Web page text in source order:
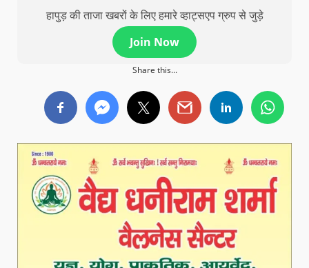
हापुड़ की ताजा खबरों के लिए हमारे व्हाट्सएप ग्रुप से जुड़े
Join Now
Share this...